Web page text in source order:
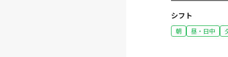
シフト
朝 昼・日中